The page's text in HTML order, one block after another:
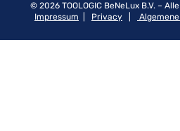
© 2026 TOOLOGIC BeNeLux B.V. –
Impressum
Privacy